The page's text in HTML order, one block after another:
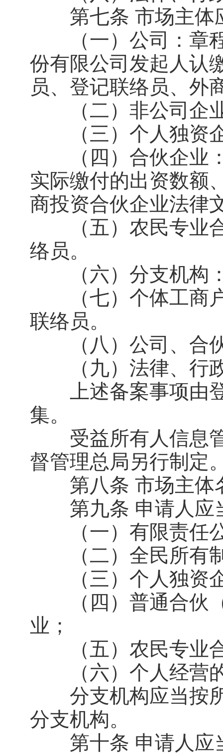
第七条 市场主体
（一）公司：章程
份有限公司发起人认
员、登记联络员、外
（二）非公司企业
（三）个人独资企
（四）合伙企业：
实际缴付的出资数额
商投资合伙企业法律
（五）农民专业合
络员。
（六）分支机构
（七）个体工商户
联络员。
（八）公司、合伙
（九）法律、行政
上述备案事项由登
集。
受益所有人信息管
督管理总局另行制定
第八条 市场主体
第九条 申请人应
（一）有限责任公
（二）全民所有制
（三）个人独资
（四）普通合伙（
业；
（五）农民专业合
（六）个人经营的
分支机构应当按所
分支机构。
第十条 申请人应